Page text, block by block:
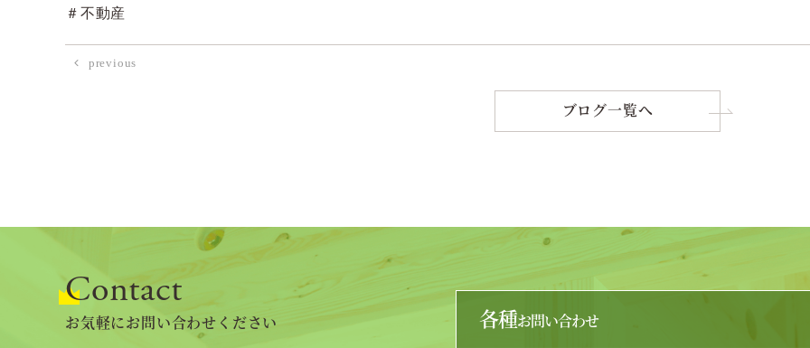
＃不動産
previous
ブログ一覧へ
Contact
お気軽にお問い合わせください 各種お問い合わせ